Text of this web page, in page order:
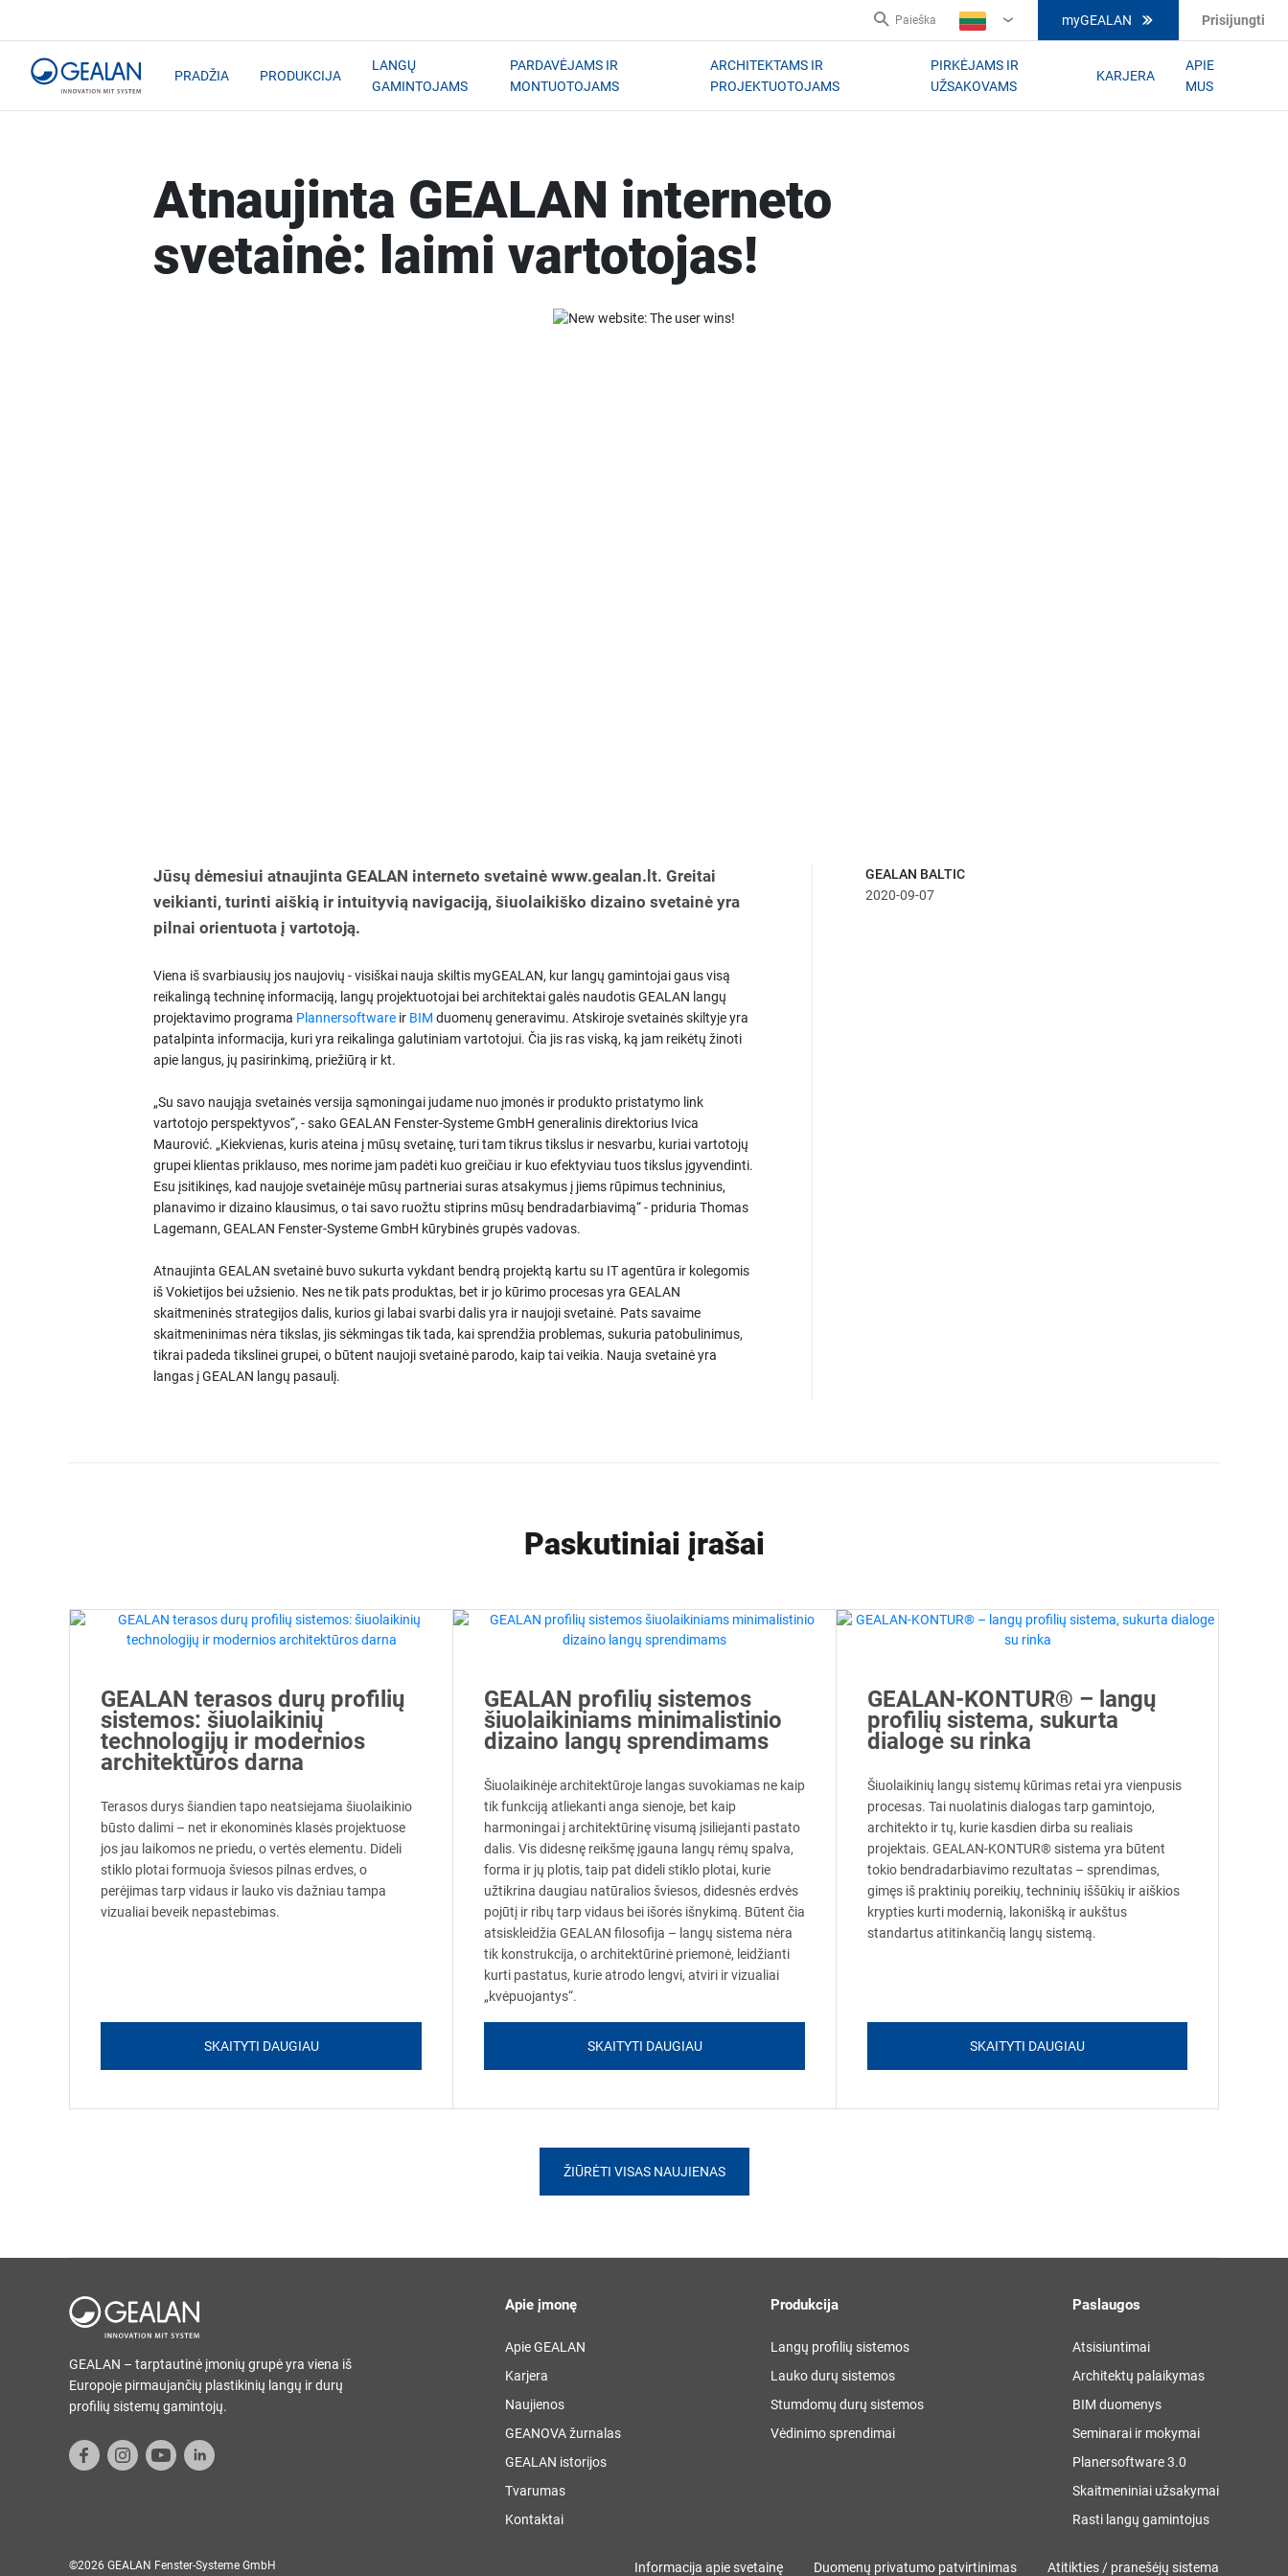
Paieška
LT
myGEALAN Prisijungti
PRADŽIA PRODUKCIJA
LANGŲ
GAMINTOJAMS
PARDAVĖJAMS IR
MONTUOTOJAMS
ARCHITEKTAMS IR
PROJEKTUOTOJAMS
PIRKĖJAMS IR
UŽSAKOVAMS
KARJERA
APIE
MUS
Atnaujinta GEALAN interneto
svetainė: laimi vartotojas!
Jūsų dėmesiui atnaujinta GEALAN interneto svetainė www.gealan.lt. Greitai
veikianti, turinti aiškią ir intuityvią navigaciją, šiuolaikiško dizaino svetainė yra
pilnai orientuota į vartotoją.
Viena iš svarbiausių jos naujovių - visiškai nauja skiltis myGEALAN, kur langų gamintojai gaus visą
reikalingą techninę informaciją, langų projektuotojai bei architektai galės naudotis GEALAN langų
projektavimo programa Plannersoftware ir BIM duomenų generavimu. Atskiroje svetainės skiltyje yra
patalpinta informacija, kuri yra reikalinga galutiniam vartotojui. Čia jis ras viską, ką jam reikėtų žinoti
apie langus, jų pasirinkimą, priežiūrą ir kt.
„Su savo naująja svetainės versija sąmoningai judame nuo įmonės ir produkto pristatymo link
vartotojo perspektyvos“, - sako GEALAN Fenster-Systeme GmbH generalinis direktorius Ivica
Maurović. „Kiekvienas, kuris ateina į mūsų svetainę, turi tam tikrus tikslus ir nesvarbu, kuriai vartotojų
grupei klientas priklauso, mes norime jam padėti kuo greičiau ir kuo efektyviau tuos tikslus įgyvendinti.
Esu įsitikinęs, kad naujoje svetainėje mūsų partneriai suras atsakymus į jiems rūpimus techninius,
planavimo ir dizaino klausimus, o tai savo ruožtu stiprins mūsų bendradarbiavimą“ - priduria Thomas
Lagemann, GEALAN Fenster-Systeme GmbH kūrybinės grupės vadovas.
Atnaujinta GEALAN svetainė buvo sukurta vykdant bendrą projektą kartu su IT agentūra ir kolegomis
iš Vokietijos bei užsienio. Nes ne tik pats produktas, bet ir jo kūrimo procesas yra GEALAN
skaitmeninės strategijos dalis, kurios gi labai svarbi dalis yra ir naujoji svetainė. Pats savaime
skaitmeninimas nėra tikslas, jis sėkmingas tik tada, kai sprendžia problemas, sukuria patobulinimus,
tikrai padeda tikslinei grupei, o būtent naujoji svetainė parodo, kaip tai veikia. Nauja svetainė yra
langas į GEALAN langų pasaulį.
GEALAN BALTIC
2020-09-07
Paskutiniai įrašai
GEALAN terasos durų profilių
sistemos: šiuolaikinių
technologijų ir modernios
architektūros darna
Terasos durys šiandien tapo neatsiejama šiuolaikinio
būsto dalimi – net ir ekonominės klasės projektuose
jos jau laikomos ne priedu, o vertės elementu. Dideli
stiklo plotai formuoja šviesos pilnas erdves, o
perėjimas tarp vidaus ir lauko vis dažniau tampa
vizualiai beveik nepastebimas.
SKAITYTI DAUGIAU
GEALAN profilių sistemos
šiuolaikiniams minimalistinio
dizaino langų sprendimams
Šiuolaikinėje architektūroje langas suvokiamas ne kaip
tik funkciją atliekanti anga sienoje, bet kaip
harmoningai į architektūrinę visumą įsiliejanti pastato
dalis. Vis didesnę reikšmę įgauna langų rėmų spalva,
forma ir jų plotis, taip pat dideli stiklo plotai, kurie
užtikrina daugiau natūralios šviesos, didesnės erdvės
pojūtį ir ribų tarp vidaus bei išorės išnykimą. Būtent čia
atsiskleidžia GEALAN filosofija – langų sistema nėra
tik konstrukcija, o architektūrinė priemonė, leidžianti
kurti pastatus, kurie atrodo lengvi, atviri ir vizualiai
„kvėpuojantys“.
SKAITYTI DAUGIAU
GEALAN-KONTUR® – langų
profilių sistema, sukurta
dialoge su rinka
Šiuolaikinių langų sistemų kūrimas retai yra vienpusis
procesas. Tai nuolatinis dialogas tarp gamintojo,
architekto ir tų, kurie kasdien dirba su realiais
projektais. GEALAN-KONTUR® sistema yra būtent
tokio bendradarbiavimo rezultatas – sprendimas,
gimęs iš praktinių poreikių, techninių iššūkių ir aiškios
krypties kurti modernią, lakonišką ir aukštus
standartus atitinkančią langų sistemą.
SKAITYTI DAUGIAU
ŽIŪRĖTI VISAS NAUJIENAS
GEALAN – tarptautinė įmonių grupė yra viena iš
Europoje pirmaujančių plastikinių langų ir durų
profilių sistemų gamintojų.
Apie įmonę
Apie GEALAN
Karjera
Naujienos
GEANOVA žurnalas
GEALAN istorijos
Tvarumas
Kontaktai
Produkcija
Langų profilių sistemos
Lauko durų sistemos
Stumdomų durų sistemos
Vėdinimo sprendimai
Paslaugos
Atsisiuntimai
Architektų palaikymas
BIM duomenys
Seminarai ir mokymai
Planersoftware 3.0
Skaitmeniniai užsakymai
Rasti langų gamintojus
©2026 GEALAN Fenster-Systeme GmbH Informacija apie svetainę Duomenų privatumo patvirtinimas Atitikties / pranešėjų sistema